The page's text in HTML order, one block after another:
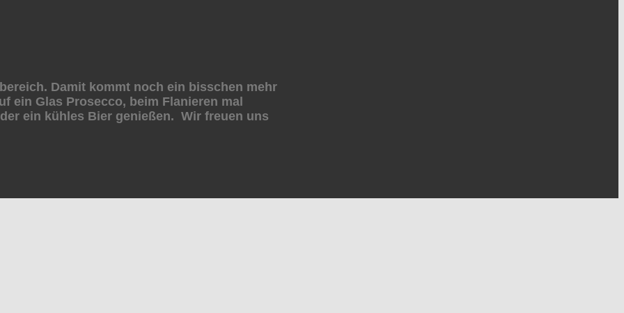
Damit kommt noch ein bisschen mehr
ein Glas Prosecco, beim Flanieren mal
ein kühles Bier genießen. Wir freuen uns